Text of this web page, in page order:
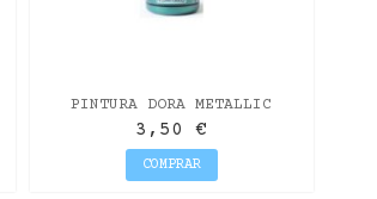
PINTURA DORA METALLIC
ESMERALDA 50ML
3,50 €
COMPRAR